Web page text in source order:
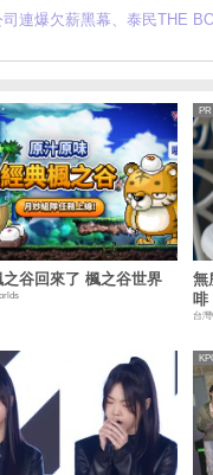
連爆欠薪黑幕、泰民THE
谷回來了 楓之谷世界
無
台